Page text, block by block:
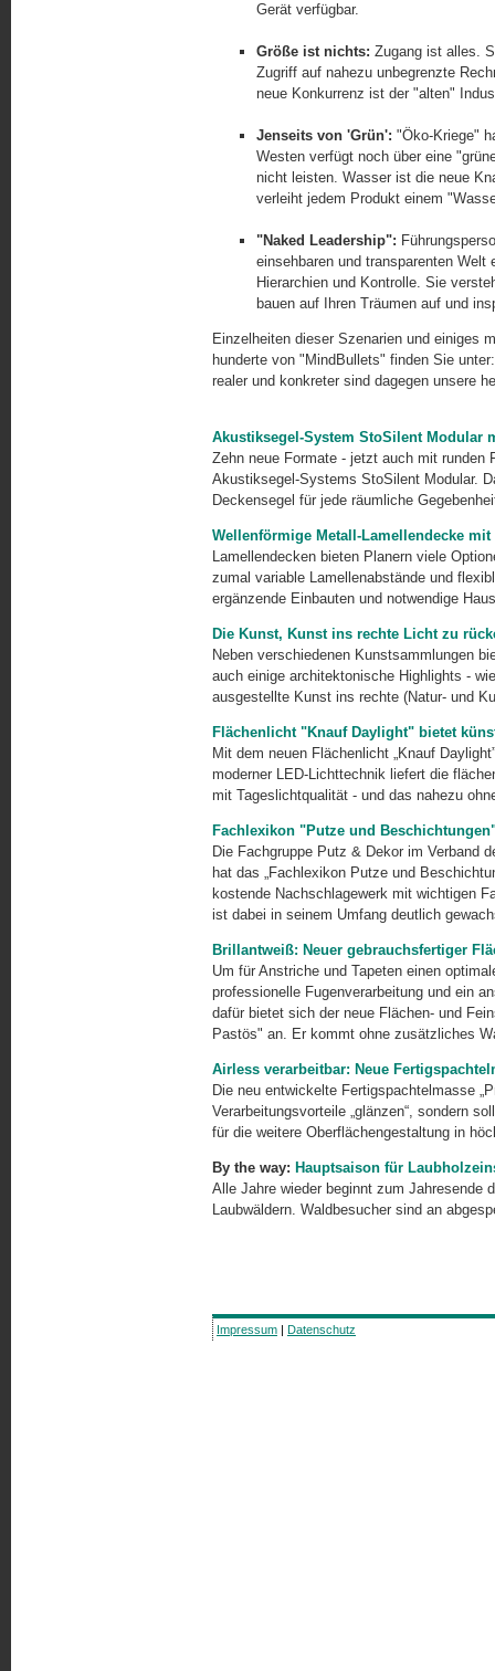
Gerät verfügbar.
Größe ist nichts: Zugang ist alles.
Zugriff auf nahezu unbegrenzte
neue Konkurrenz ist der "alten"
Jenseits von 'Grün': "Öko-Kriege"
Westen verfügt noch über eine
nicht leisten. Wasser ist die neue
verleiht jedem Produkt einem
"Naked Leadership":
einsehbaren und transparenten
Hierarchien und Kontrolle. Sie
bauen auf Ihren Träumen auf und
Einzelheiten dieser Szenarien und einiges
hunderte von "MindBullets" finden Sie
realer und konkreter sind dagegen unsere
Akustiksegel-System StoSilent Modular
Zehn neue Formate - jetzt auch mit runden
Akustiksegel-Systems StoSilent Modular.
Deckensegel für jede räumliche
Wellenförmige Metall-Lamellendecke
Lamellendecken bieten Planern viele
zumal variable Lamellenabstände und
ergänzende Einbauten und notwendige
Die Kunst, Kunst ins rechte Licht zu
Neben verschiedenen Kunstsammlungen
auch einige architektonische Highlights -
ausgestellte Kunst ins rechte (Natur- und
Flächenlicht "Knauf Daylight" bietet
Mit dem neuen Flächenlicht „Knauf
moderner LED-Lichttechnik liefert die
mit Tageslichtqualität - und das nahezu
Fachlexikon "Putze und
Die Fachgruppe Putz & Dekor im Verband
hat das „Fachlexikon Putze und
kostende Nachschlagewerk mit wichtigen
ist dabei in seinem Umfang deutlich
Brillantweiß: Neuer gebrauchsfertiger
Um für Anstriche und Tapeten einen
professionelle Fugenverarbeitung und ein
dafür bietet sich der neue Flächen- und
Pastös" an. Er kommt ohne zusätzliches
Airless verarbeitbar: Neue
Die neu entwickelte Fertigspachtelmasse
Verarbeitungsvorteile „glänzen“, sondern
für die weitere Oberflächengestaltung in
By the way: Hauptsaison für
Alle Jahre wieder beginnt zum Jahresende
Laubwäldern. Waldbesucher sind an
Impressum | Datenschutz